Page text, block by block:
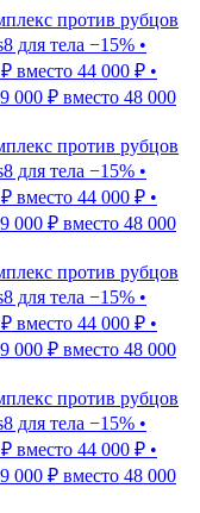
против рубцов
для тела −15% •
вместо 44 000 ₽ •
000 ₽ вместо 48 000
против рубцов
для тела −15% •
вместо 44 000 ₽ •
000 ₽ вместо 48 000
против рубцов
для тела −15% •
вместо 44 000 ₽ •
000 ₽ вместо 48 000
против рубцов
для тела −15% •
вместо 44 000 ₽ •
000 ₽ вместо 48 000